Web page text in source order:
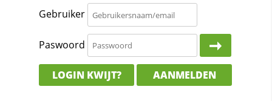
Gebruiker
Paswoord
LOGIN KWIJT? AANMELDEN